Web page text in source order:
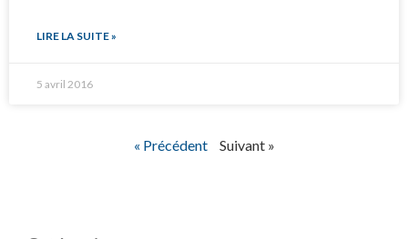
LIRE LA SUITE »
5 avril 2016
« Précédent Suivant »